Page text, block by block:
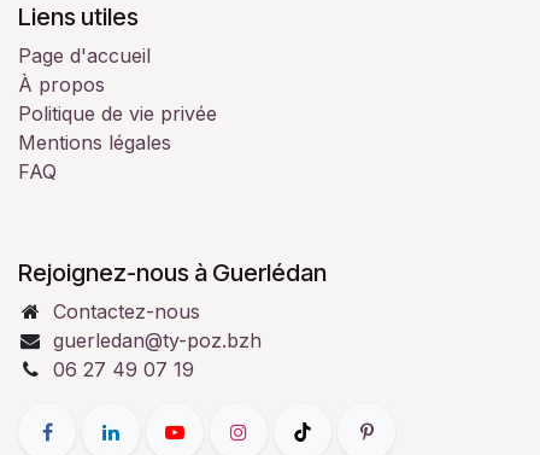
Liens utiles
Page d'accueil
À propos
Politique de vie privée
Mentions légales
FAQ
Rejoignez-nous à Guerlédan
Contactez-nous
guerledan@ty-poz.bzh
06 27 49 07 19